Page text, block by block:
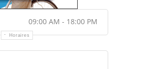
09:00 AM - 18:00 PM
Horaires